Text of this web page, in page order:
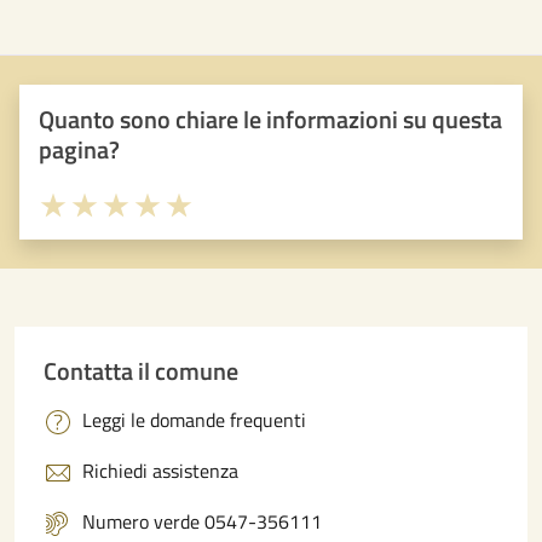
Quanto sono chiare le informazioni su questa
pagina?
Valuta 5 stelle su 5
Valuta 4 stelle su 5
Valuta 3 stelle su 5
Valuta 2 stelle su 5
Valuta 1 stelle su 5
Contatta il comune
Leggi le domande frequenti
Richiedi assistenza
Numero verde 0547-356111